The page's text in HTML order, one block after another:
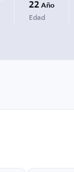
22 Año
Edad